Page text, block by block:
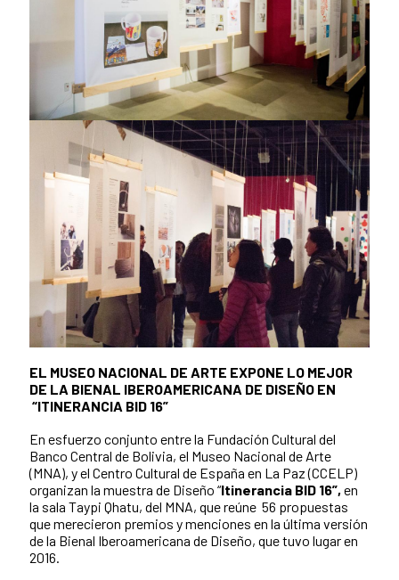
EL MUSEO NACIONAL DE ARTE EXPONE LO MEJOR
DE LA BIENAL IBEROAMERICANA DE DISEÑO EN
“ITINERANCIA BID 16”
En esfuerzo conjunto entre la Fundación Cultural del
Banco Central de Bolivia, el Museo Nacional de Arte
(MNA), y el Centro Cultural de España en La Paz (CCELP)
organizan la muestra de Diseño “Itinerancia BID 16”, en
la sala Taypi Qhatu, del MNA, que reúne 56 propuestas
que merecieron premios y menciones en la última versión
de la Bienal Iberoamericana de Diseño, que tuvo lugar en
2016.